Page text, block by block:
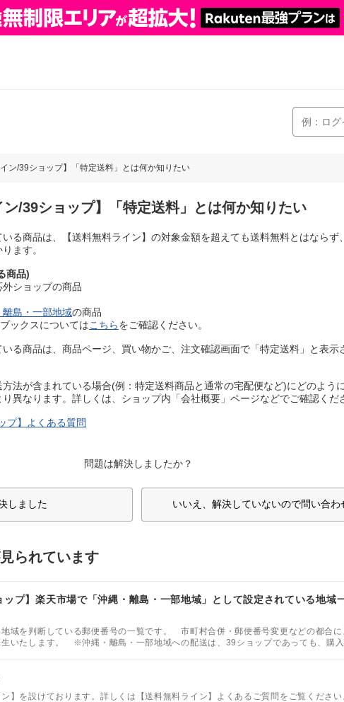
イン/39ショップ】「特定送料」とは何か知りたい
ン/39ショップ】「特定送料」とは何か知りたい
いる商品は、【送料無料ライン】の対象金額を超えても送料無料とはならず
ます。
商品)
外ショップの商品
離島・一部地域の商品
ックスについてはこちらをご確認ください。
いる商品は、商品ページ、買い物かご、注文確認画面で「特定送料」と表示
法が含まれている場合(例：特定送料商品と通常の宅配便など)にどのよう
異なります。詳しくは、ショップ内「会社概要」ページなどでご確認くだ
プ】よくある質問
問題は解決しましたか？
しました いいえ、解決していないので問い合わ
られています
ップ】楽天市場で「沖縄・離島・一部地域」として設定されている地域
域を判断している郵便番号の一覧です。 市町村合併・郵便番号変更などの都合に
いたします。 ※沖縄・離島・一部地域への配送は、39ショップであっても、購
】を設けております。詳しくは【送料無料ライン】よくあるご質問をご覧くださ